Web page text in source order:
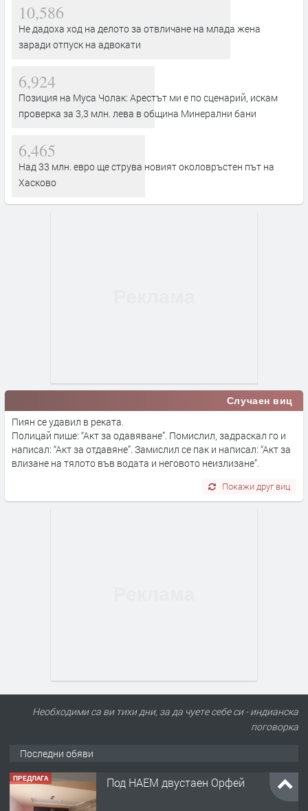
10,586
Не дадоха ход на делото за отвличане на млада жена
заради отпуск на адвокати
6,924
Позиция на Муса Чолак: Арестът ми е по сценарий, искам
проверка за 3,3 млн. лева в община Минерални бани
6,465
Над 33 млн. евро ще струва новият околовръстен път на
Хасково
Случаен виц
Пиян се удавил в реката.
Полицай пише: “Акт за одавяване”. Помислил, задраскал го и
написал: “Акт за отдавяне”. Замислил се пак и написал: “Акт за
влизане на тялото във водата и неговото неизлизане”.
Покажи друг виц
Необходими са ви тихи дни, за да чуете себе си - индианска
поговорка
Последни обяви
ПРЕДЛАГА Под НАЕМ двустаен Орфей